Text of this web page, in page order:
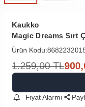
Kaukko
Magic Dreams Sırt
Ürün Kodu:
1.259,00 TL
Fiyat Alarmı